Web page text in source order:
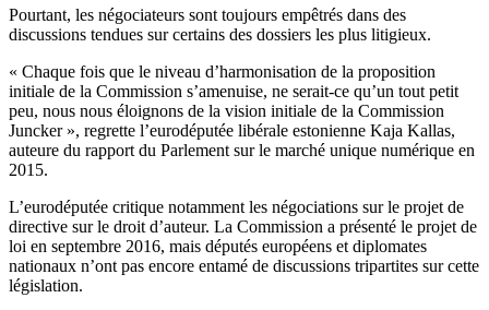
Pourtant, les négociateurs sont toujours empêtrés dans des
discussions tendues sur certains des dossiers les plus litigieux.
« Chaque fois que le niveau d’harmonisation de la proposition
initiale de la Commission s’amenuise, ne serait-ce qu’un tout petit
peu, nous nous éloignons de la vision initiale de la Commission
Juncker », regrette l’eurodéputée libérale estonienne Kaja Kallas,
auteure du rapport du Parlement sur le marché unique numérique en
2015.
L’eurodéputée critique notamment les négociations sur le projet de
directive sur le droit d’auteur. La Commission a présenté le projet de
loi en septembre 2016, mais députés européens et diplomates
nationaux n’ont pas encore entamé de discussions tripartites sur cette
législation.